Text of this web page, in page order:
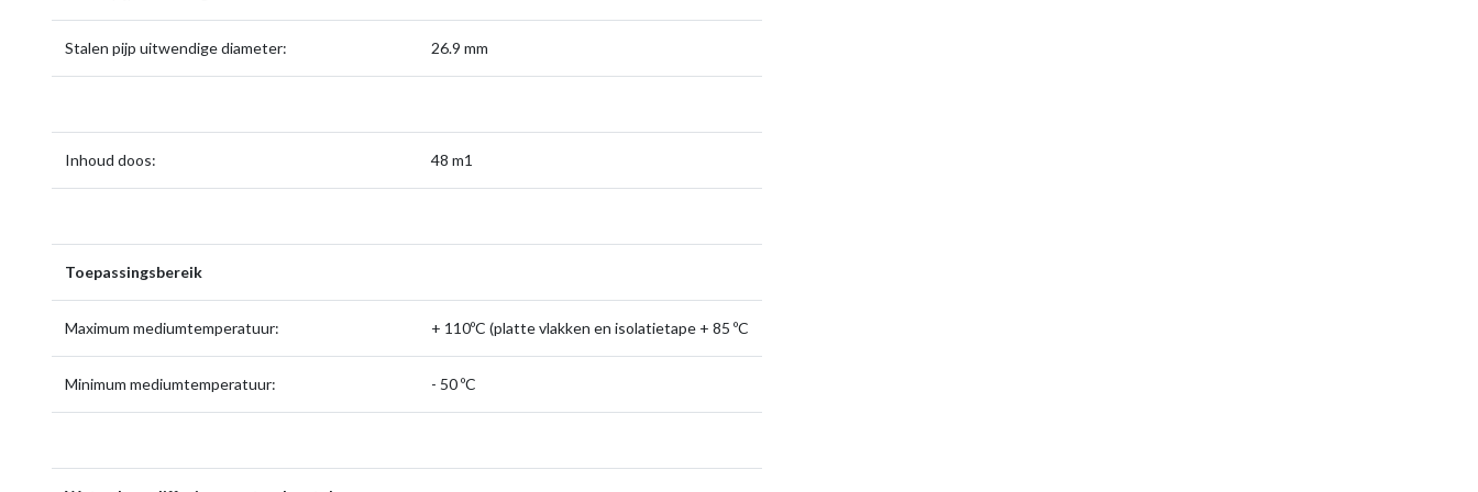
Stalen pijp uitwendige diameter: 26.9 mm
Inhoud doos: 48 m1
Toepassingsbereik
Maximum mediumtemperatuur: + 110ºC (platte vlakken en isolatietape + 85 ºC
Minimum mediumtemperatuur: - 50 ºC